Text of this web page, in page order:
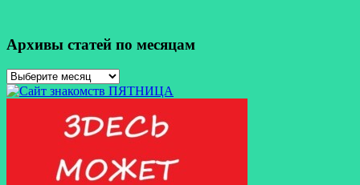
Архивы статей по месяцам
Архивы
статей